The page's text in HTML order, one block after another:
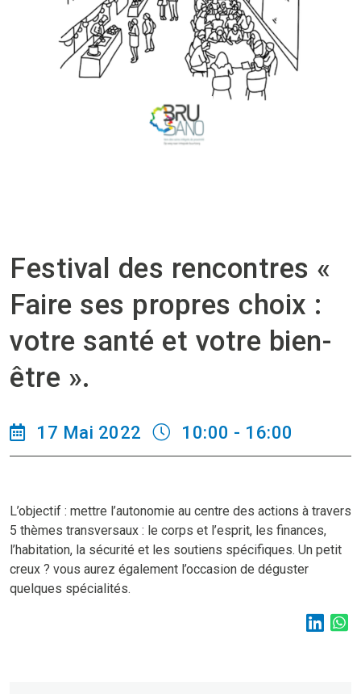
Festival des rencontres «
Faire ses propres choix :
votre santé et votre bien-
être ».
17 Mai 2022 10:00 - 16:00
L’objectif : mettre l’autonomie au centre des actions à travers
5 thèmes transversaux : le corps et l’esprit, les finances,
l’habitation, la sécurité et les soutiens spécifiques. Un petit
creux ? vous aurez également l’occasion de déguster
quelques spécialités.